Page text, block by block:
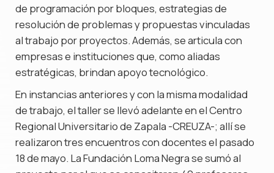
de programación por bloques, estrategias de
resolución de problemas y propuestas vinculadas
al trabajo por proyectos. Además, se articula con
empresas e instituciones que, como aliadas
estratégicas, brindan apoyo tecnológico.
En instancias anteriores y con la misma modalidad
de trabajo, el taller se llevó adelante en el Centro
Regional Universitario de Zapala -CREUZA-; allí se
realizaron tres encuentros con docentes el pasado
18 de mayo. La Fundación Loma Negra se sumó al